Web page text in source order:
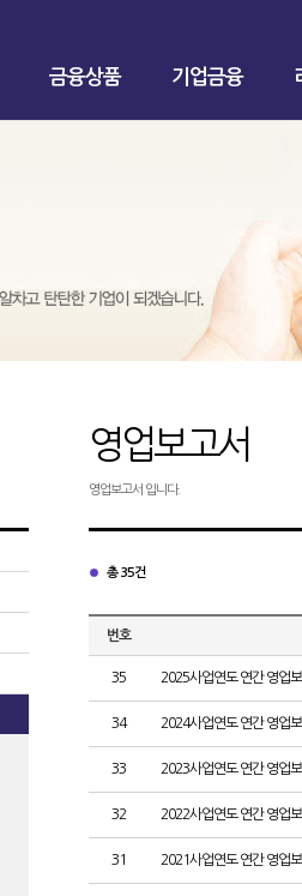
금융상품 기업금융
영업보고서
영업보고서 입니다.
총 35건
번호
35 2025사업연도 연간 영업
34 2024사업연도 연간 영업
33 2023사업연도 연간 영업
32 2022사업연도 연간 영업
31 2021사업연도 연간 영업